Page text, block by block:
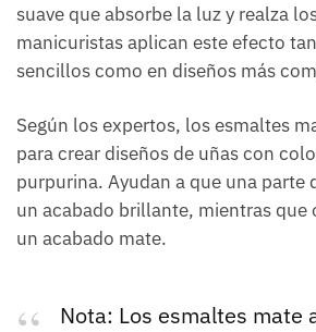
suave que absorbe la luz y realza
manicuristas aplican este efecto
sencillos como en diseños más
Según los expertos, los esmaltes
para crear diseños de uñas con
purpurina. Ayudan a que una parte
un acabado brillante, mientras que
un acabado mate.
Nota: Los esmaltes mate